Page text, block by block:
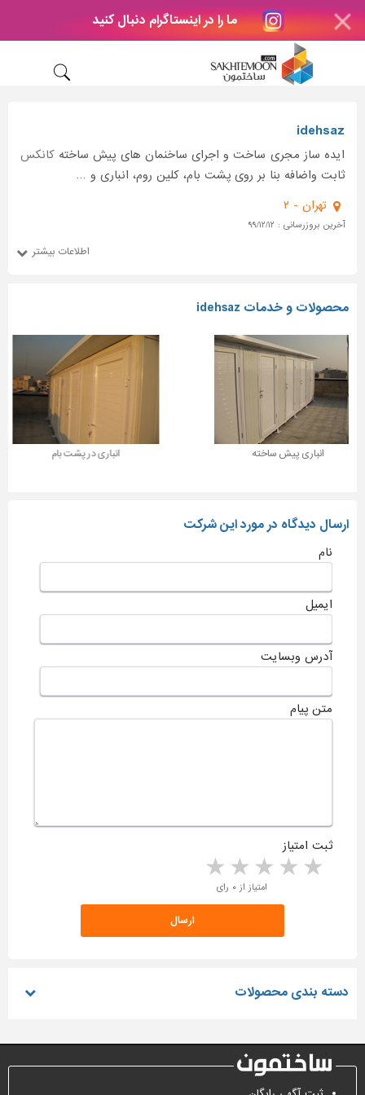
ما را در اینستاگرام دنبال کنید
idehsaz
ایده ساز مجری ساخت و اجرای ساخنمان های پیش ساخته کانکس
ثابت واضافه بنا بر روی پشت بام، کلین روم، انباری و …
تهران - ۲
آخرین بروزرسانی : ۹۹/۱۲/۱۲
اطلاعات بیشتر
محصولات و خدمات idehsaz
پیش ساخته انباری در پشت بام
ارسال دیدگاه در مورد این شرکت
نام
ایمیل
آدرس وبسایت
متن پیام
ثبت امتیاز
4 stars 3 stars 2 stars 1 star امتیاز از ۰ رای
دسته بندی محصولات